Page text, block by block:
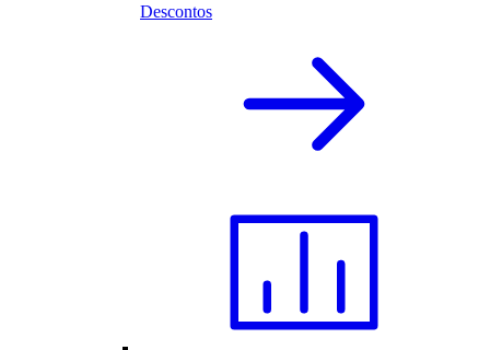
Descontos